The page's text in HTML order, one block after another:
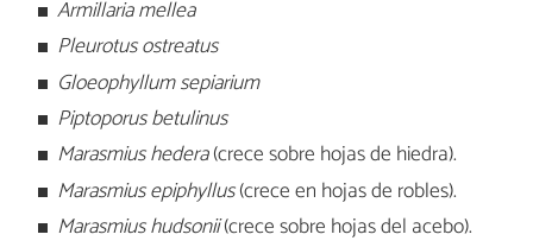
Armillaria mellea
Pleurotus ostreatus
Gloeophyllum sepiarium
Piptoporus betulinus
Marasmius hedera(crece sobre hojas de hiedra).
Marasmius epiphyllus(crece en hojas de robles).
Marasmius hudsonii(crece sobre hojas del acebo).